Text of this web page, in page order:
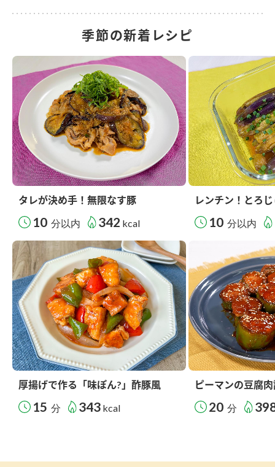
季節の新着レシピ
タレが決め手！無限なす豚
10 分以内 342 kcal
レンチン！とろ
10 分以内
厚揚げで作る「味ぽん?」酢豚風
15 分 343 kcal
ピーマンの豆腐
20 分